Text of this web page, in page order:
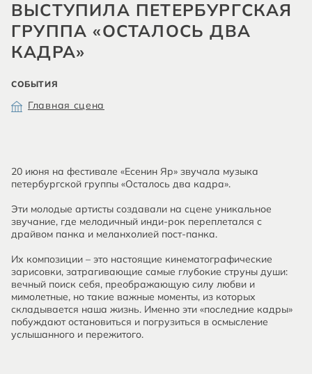
ВЫСТУПИЛА ПЕТЕРБУРГСКАЯ
ГРУППА «ОСТАЛОСЬ ДВА
КАДРА»
СОБЫТИЯ
Главная сцена
20 июня на фестивале «Есенин Яр» звучала музыка
петербургской группы «Осталось два кадра».
Эти молодые артисты создавали на сцене уникальное
звучание, где мелодичный инди-рок переплетался с
драйвом панка и меланхолией пост-панка.
Их композиции – это настоящие кинематографические
зарисовки, затрагивающие самые глубокие струны души:
вечный поиск себя, преображающую силу любви и
мимолетные, но такие важные моменты, из которых
складывается наша жизнь. Именно эти «последние кадры»
побуждают остановиться и погрузиться в осмысление
услышанного и пережитого.